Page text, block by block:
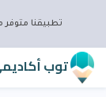
تطبيقنا متوفر
توب